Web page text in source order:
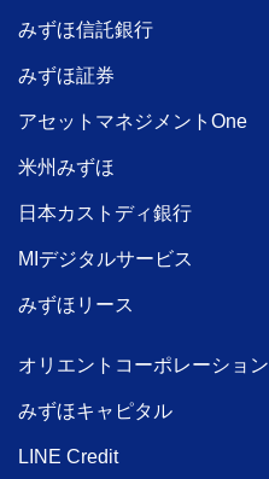
みずほ信託銀行
みずほ証券
アセットマネジメントOne
米州みずほ
日本カストディ銀行
MIデジタルサービス
みずほリース
オリエントコーポレーション
みずほキャピタル
LINE Credit